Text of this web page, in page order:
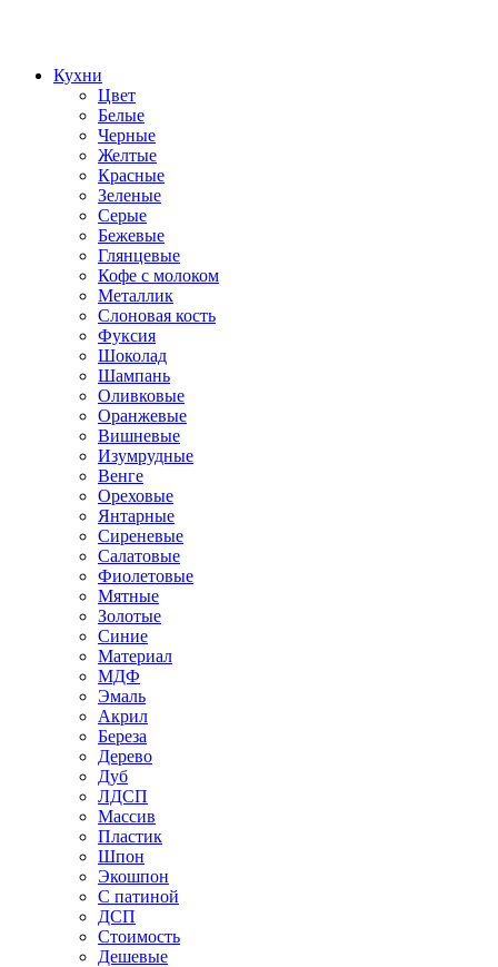
Кухни
Цвет
Белые
Черные
Желтые
Красные
Зеленые
Серые
Бежевые
Глянцевые
Кофе с молоком
Металлик
Слоновая кость
Фуксия
Шоколад
Шампань
Оливковые
Оранжевые
Вишневые
Изумрудные
Венге
Ореховые
Янтарные
Сиреневые
Салатовые
Фиолетовые
Мятные
Золотые
Синие
Материал
МДФ
Эмаль
Акрил
Береза
Дерево
Дуб
ЛДСП
Массив
Пластик
Шпон
Экошпон
С патиной
ДСП
Стоимость
Дешевые